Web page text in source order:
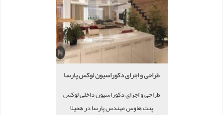
طراحی و اجرای دکوراسیون لوکس پارسا
طراحی و اجرای دکوراسیون داخلی لوکس
پنت هاوس مهندس پارسا در همیلا